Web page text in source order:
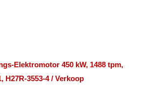
Elektromotor 450 kW, 1488 tpm,
H27R-3553-4 / Verkoop